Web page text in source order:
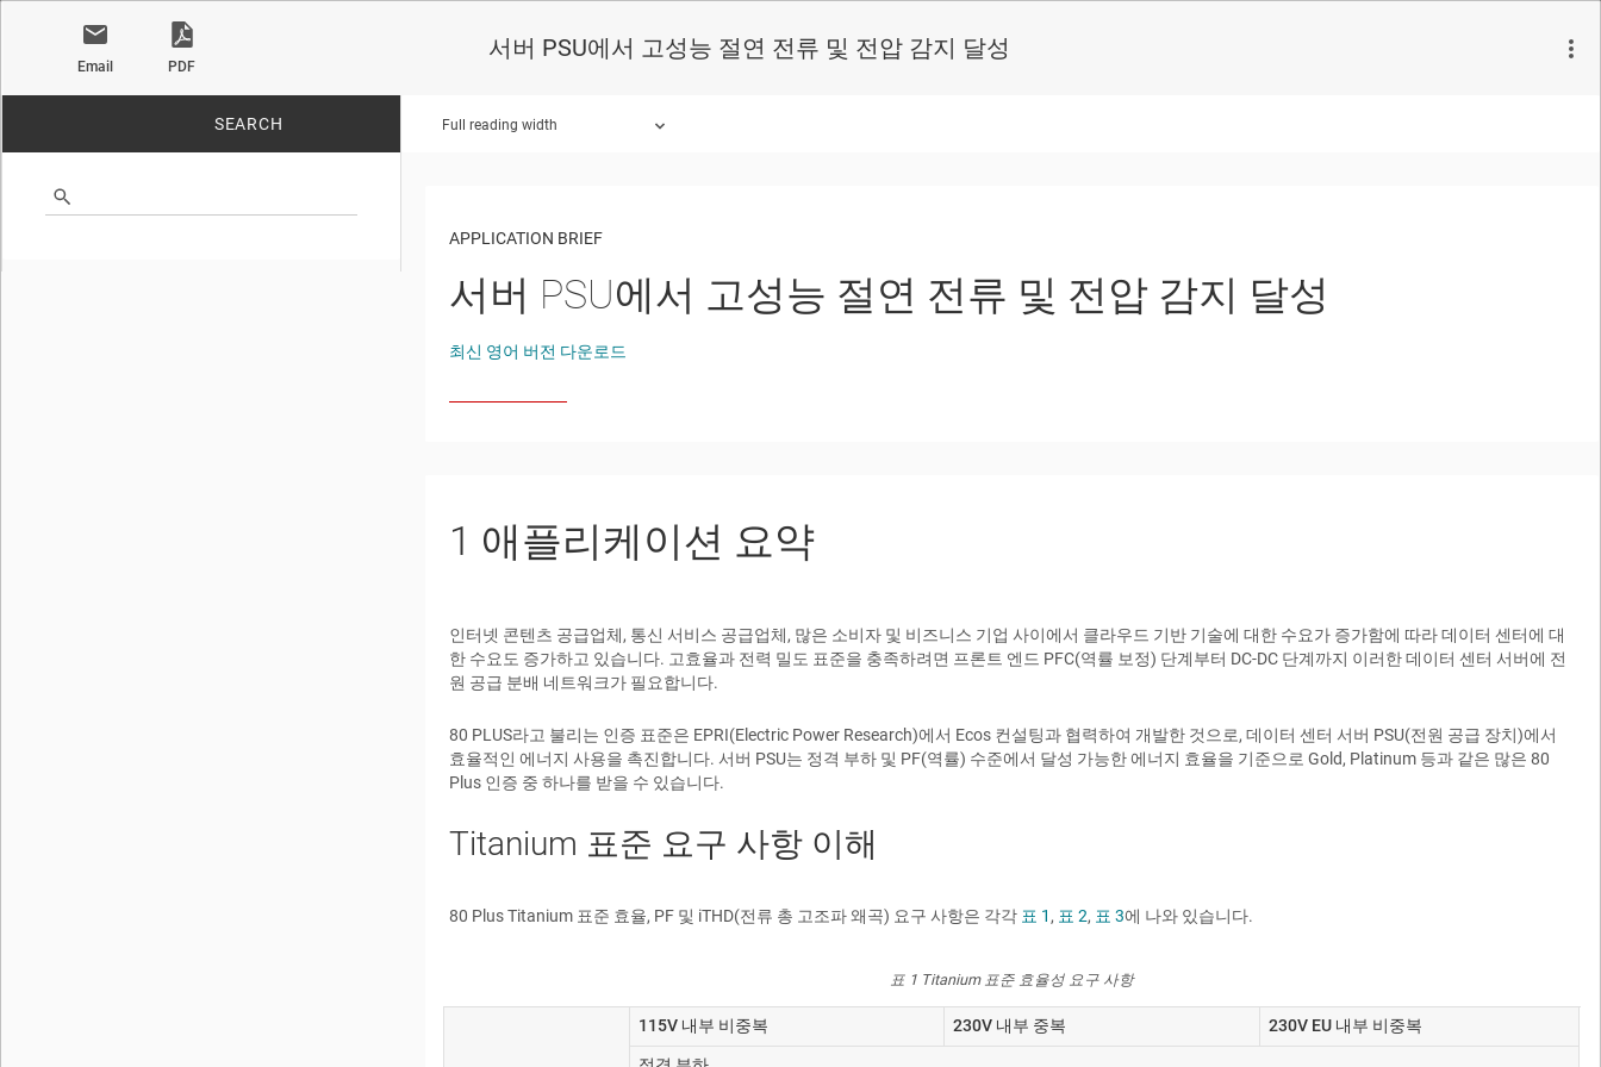
Email PDF
서버 PSU에서 고성능 절연 전류 및 전압 감지 달성
SEARCH Full reading width
APPLICATION BRIEF
서버 PSU에서 고성능 절연 전류 및 전압 감지 달성
최신 영어 버전 다운로드
1 애플리케이션 요약
인터넷 콘텐츠 공급업체, 통신 서비스 공급업체, 많은 소비자 및 비즈니스 기업 사이에서 클라우드 기반 기술에 대한 수요가 증가함에 따라 데이터 센터에 대
한 수요도 증가하고 있습니다. 고효율과 전력 밀도 표준을 충족하려면 프론트 엔드 PFC(역률 보정) 단계부터 DC-DC 단계까지 이러한 데이터 센터 서버에 전
원 공급 분배 네트워크가 필요합니다.
80 PLUS라고 불리는 인증 표준은 EPRI(Electric Power Research)에서 Ecos 컨설팅과 협력하여 개발한 것으로, 데이터 센터 서버 PSU(전원 공급 장치)에서
효율적인 에너지 사용을 촉진합니다. 서버 PSU는 정격 부하 및 PF(역률) 수준에서 달성 가능한 에너지 효율을 기준으로 Gold, Platinum 등과 같은 많은 80
Plus 인증 중 하나를 받을 수 있습니다.
Titanium 표준 요구 사항 이해
80 Plus Titanium 표준 효율, PF 및 iTHD(전류 총 고조파 왜곡) 요구 사항은 각각 표 1 , 표 2, 표 3에 나와 있습니다.
표 1 Titanium 표준 효율성 요구 사항
115V 내부 비중복 230V 내부 중복 230V EU 내부 비중복